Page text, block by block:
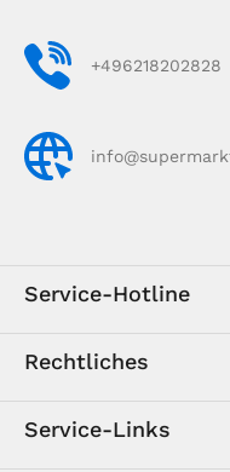
+496218202828
Service-Hotline
Rechtliches
Service-Links